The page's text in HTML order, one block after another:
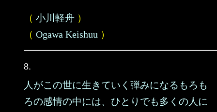
（ 小川軽舟 ）
（ Ogawa Keishuu ）
8.
人がこの世に生きていく弾みになるもろも
ろの感情の中には、ひとりでも多くの人に